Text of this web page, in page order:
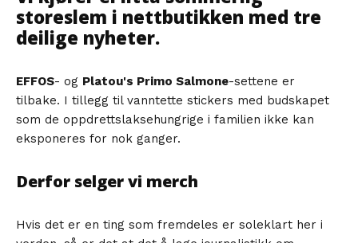
storeslem i nettbutikken med tre
deilige nyheter.
EFFOS- og Platou's Primo Salmone-settene er
tilbake. I tillegg til vanntette stickers med budskapet
som de oppdrettslaksehungrige i familien ikke kan
eksponeres for nok ganger.
Derfor selger vi merch
Hvis det er en ting som fremdeles er soleklart her i